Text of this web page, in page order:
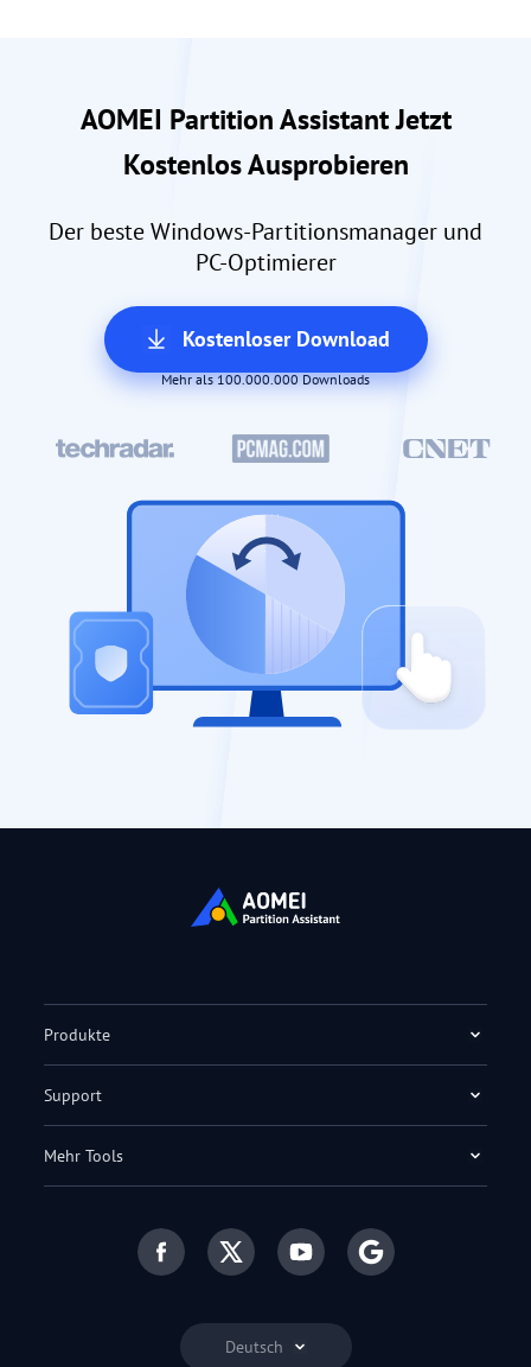
AOMEI Partition Assistant Jetzt
Kostenlos Ausprobieren
Der beste Windows-Partitionsmanager und
PC-Optimierer
Kostenloser Download
Mehr als 100.000.000 Downloads
Deutsch
Produkte
Support
Mehr Tools